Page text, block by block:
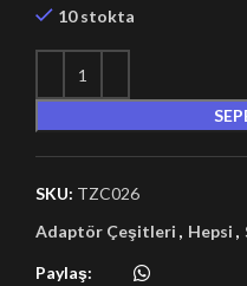
10 stokta
SKU: TZC026
Adaptör Çeşitleri , Hepsi ,
Paylaş: